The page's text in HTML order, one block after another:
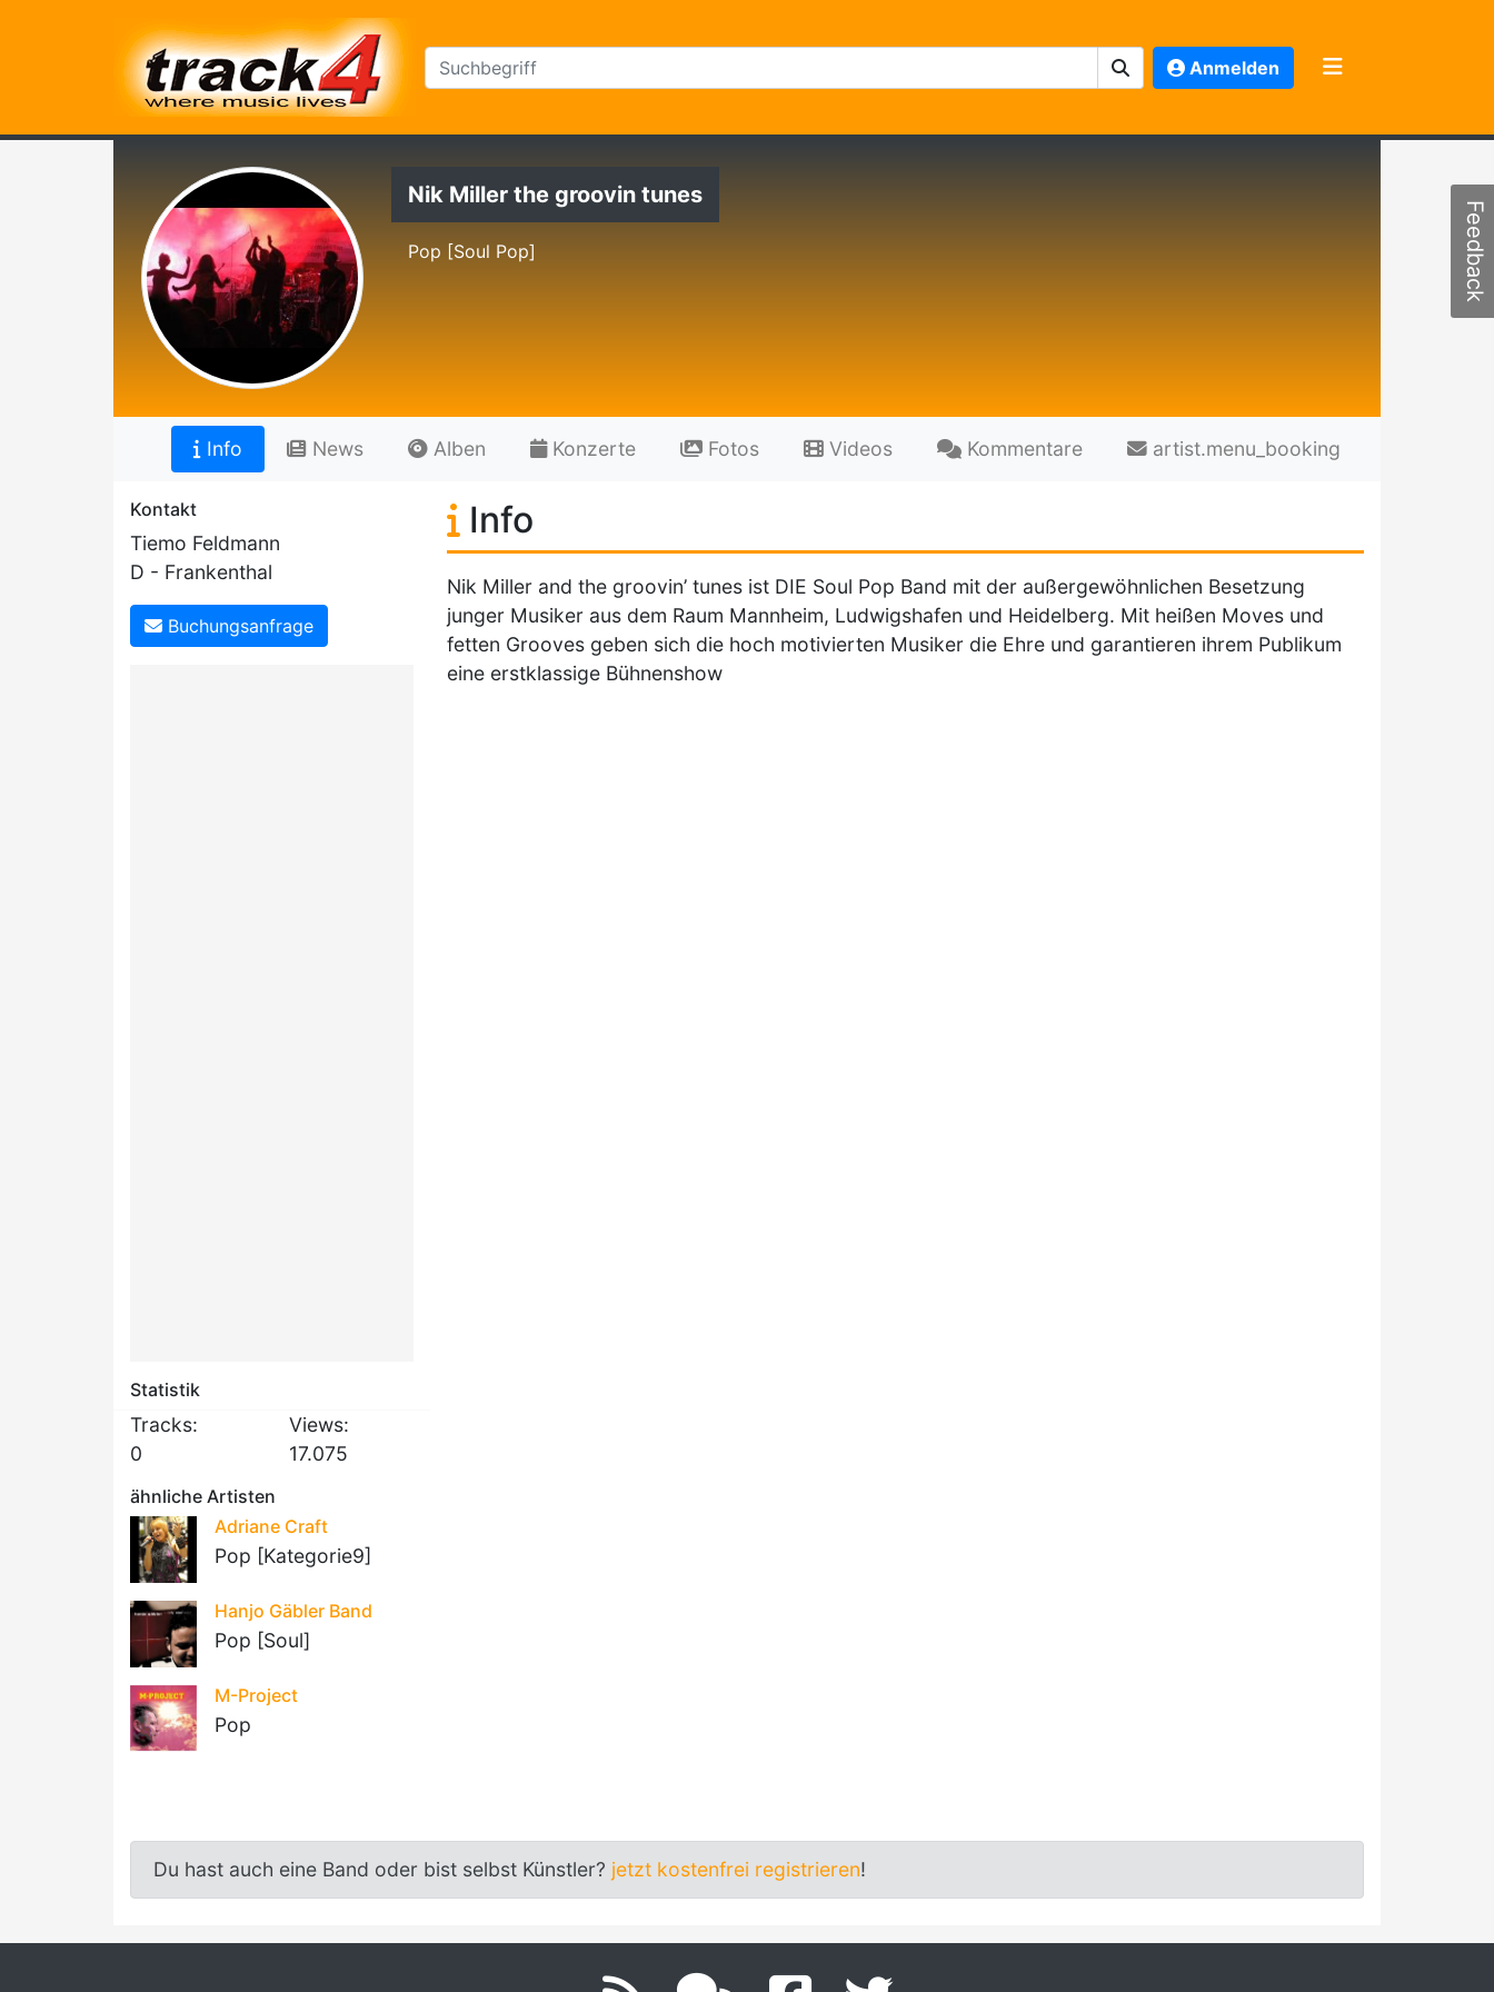
Anmelden
Nik Miller the groovin tunes
Pop [Soul Pop]
Info News Alben Konzerte Fotos Videos Kommentare artist.menu_booking
Kontakt
Tiemo Feldmann
D - Frankenthal
Buchungsanfrage
Statistik
Tracks:
0
Views:
17.075
ähnliche Artisten
Adriane Craft
Pop [Kategorie9]
Hanjo Gäbler Band
Pop [Soul]
M-Project
Pop
Info
Nik Miller and the groovin’ tunes ist DIE Soul Pop Band mit der außergewöhnlichen Besetzung
junger Musiker aus dem Raum Mannheim, Ludwigshafen und Heidelberg. Mit heißen Moves und
fetten Grooves geben sich die hoch motivierten Musiker die Ehre und garantieren ihrem Publikum
eine erstklassige Bühnenshow
Du hast auch eine Band oder bist selbst Künstler? jetzt kostenfrei registrieren!
Feedback